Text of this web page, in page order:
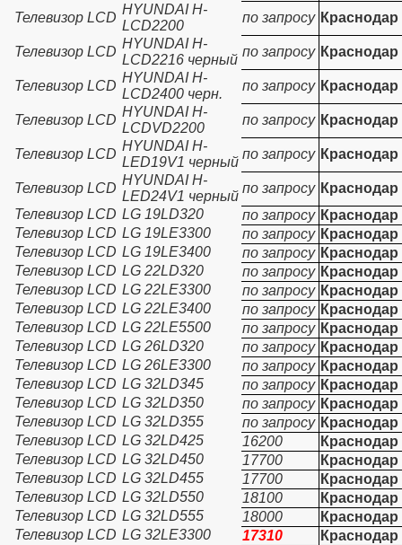
Телевизор LCD
HYUNDAI H-
LCD2200
по запросу Краснодар
Телевизор LCD
HYUNDAI H-
LCD2216 черный
по запросу Краснодар
Телевизор LCD
HYUNDAI H-
LCD2400 черн.
по запросу Краснодар
Телевизор LCD
HYUNDAI H-
LCDVD2200
по запросу Краснодар
Телевизор LCD
HYUNDAI H-
LED19V1 черный
по запросу Краснодар
Телевизор LCD
HYUNDAI H-
LED24V1 черный
по запросу Краснодар
Телевизор LCD LG 19LD320 по запросу Краснодар
Телевизор LCD LG 19LE3300 по запросу Краснодар
Телевизор LCD LG 19LE3400 по запросу Краснодар
Телевизор LCD LG 22LD320 по запросу Краснодар
Телевизор LCD LG 22LE3300 по запросу Краснодар
Телевизор LCD LG 22LE3400 по запросу Краснодар
Телевизор LCD LG 22LE5500 по запросу Краснодар
Телевизор LCD LG 26LD320 по запросу Краснодар
Телевизор LCD LG 26LE3300 по запросу Краснодар
Телевизор LCD LG 32LD345 по запросу Краснодар
Телевизор LCD LG 32LD350 по запросу Краснодар
Телевизор LCD LG 32LD355 по запросу Краснодар
Телевизор LCD LG 32LD425 16200
Краснодар
Телевизор LCD LG 32LD450 17700
Краснодар
Телевизор LCD LG 32LD455 17700
Краснодар
Телевизор LCD LG 32LD550 18100
Краснодар
Телевизор LCD LG 32LD555 18000
Краснодар
Телевизор LCD LG 32LE3300 17310
Краснодар